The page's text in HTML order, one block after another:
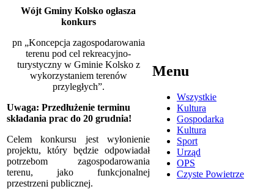
Wójt Gminy Kolsko ogłasza
konkurs
pn „Koncepcja zagospodarowania
terenu pod cel rekreacyjno-
turystyczny w Gminie Kolsko z
wykorzystaniem terenów
przyległych”.
Uwaga: Przedłużenie terminu
składania prac do 20 grudnia!
Celem konkursu jest wyłonienie
projektu, który będzie odpowiadał
potrzebom zagospodarowania
terenu, jako funkcjonalnej
przestrzeni publicznej.
Menu
Wszystkie
Kultura
Gospodarka
Kultura
Sport
Urząd
OPS
Czyste Powietrze